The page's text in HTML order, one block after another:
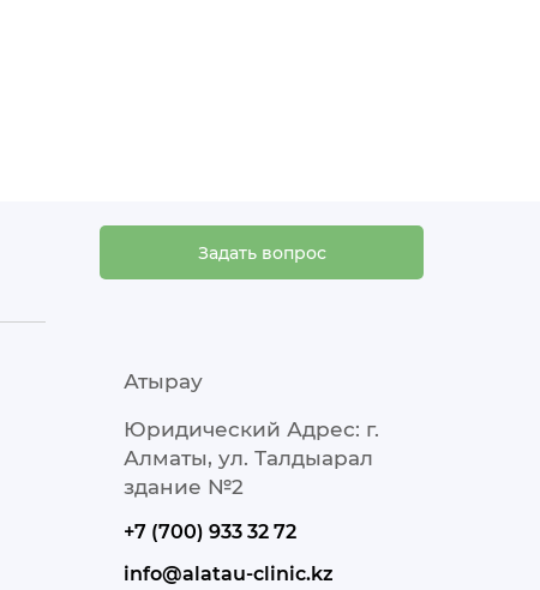
Задать вопрос
Атырау
Юридический Адрес: г.
Алматы, ул. Талдыарал
здание №2
+7 (700) 933 32 72
info@alatau-clinic.kz